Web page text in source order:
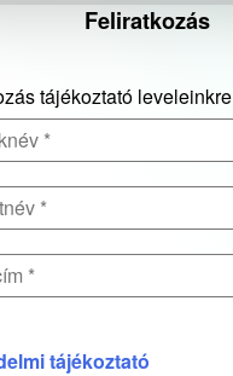
Feliratkozás
tájékoztató leveleinkre
tájékoztató